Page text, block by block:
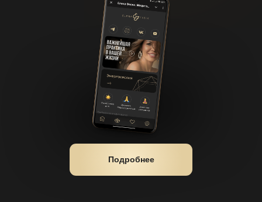
Подробнее